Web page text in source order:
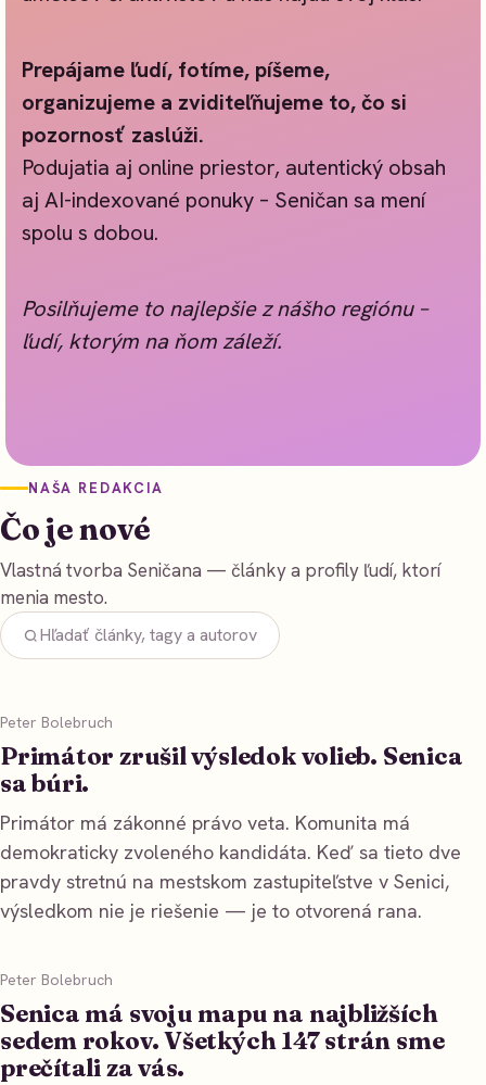
Prepájame ľudí, fotíme, píšeme,
organizujeme a zviditeľňujeme to, čo si
pozornosť zaslúži.
Podujatia aj online priestor, autentický obsah
aj AI-indexované ponuky – Seničan sa mení
spolu s dobou.
Posilňujeme to najlepšie z nášho regiónu –
ľudí, ktorým na ňom záleží.
NAŠA REDAKCIA
Čo je nové
Vlastná tvorba Seničana — články a profily ľudí, ktorí
menia mesto.
Hľadať články, tagy a autorov
Peter Bolebruch
Primátor zrušil výsledok volieb. Senica
sa búri.
Primátor má zákonné právo veta. Komunita má
demokraticky zvoleného kandidáta. Keď sa tieto dve
pravdy stretnú na mestskom zastupiteľstve v Senici,
výsledkom nie je riešenie — je to otvorená rana.
Peter Bolebruch
Senica má svoju mapu na najbližších
sedem rokov. Všetkých 147 strán sme
prečítali za vás.